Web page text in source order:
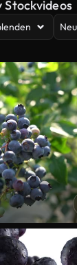
Stockvideos